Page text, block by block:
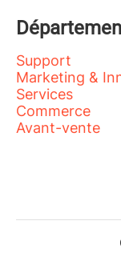
Support
Marketing &
Services
Commerce
Avant-vente